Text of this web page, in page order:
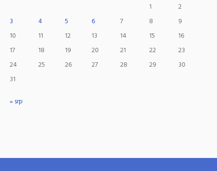
1
2
3
4 5 6 7 8
9
10
11 12 13 14 15
16
17
18 19 20 21 22
23
24
25 26 27 28 29
30
31
« srp